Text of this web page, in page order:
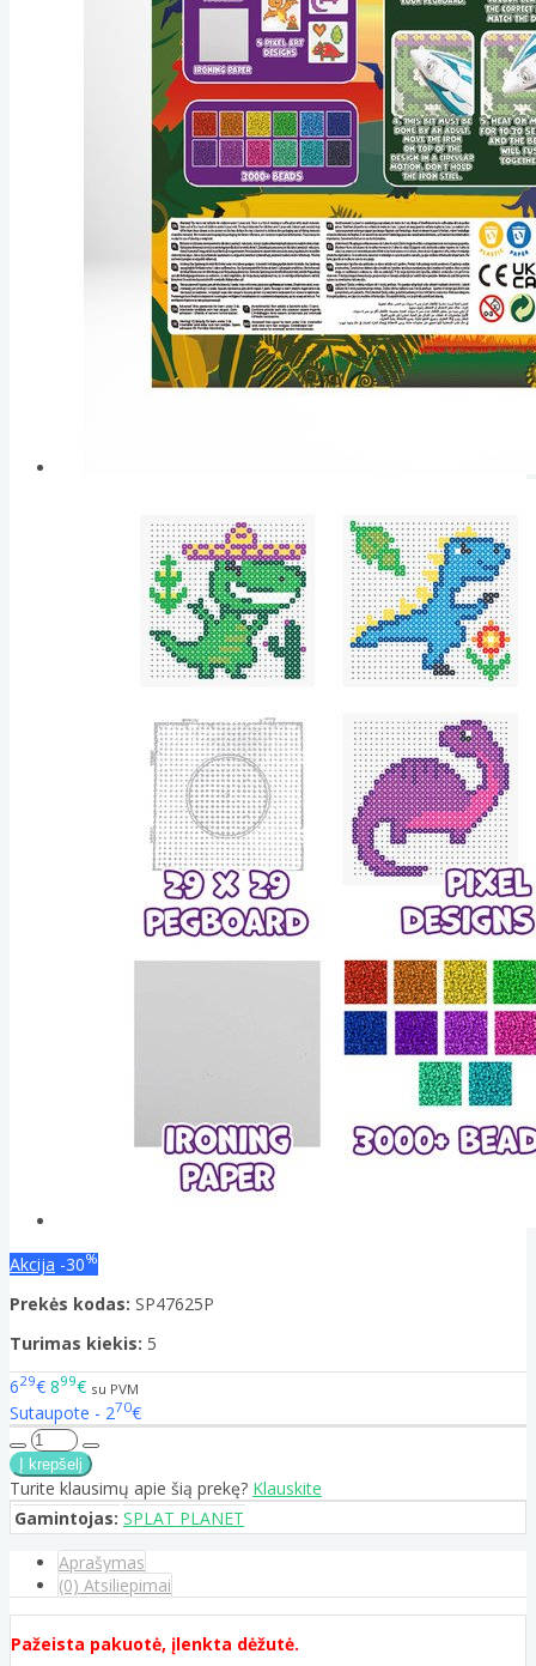
Akcija -30%
Prekės kodas: SP47625P
Turimas kiekis: 5
629€ 899€ su PVM
Sutaupote - 270€
Turite klausimų apie šią prekę? Klauskite
Gamintojas: SPLAT PLANET
Aprašymas
(0) Atsiliepimai
Pažeista pakuotė, įlenkta dėžutė.